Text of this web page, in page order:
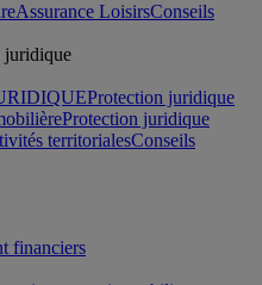
Assurance LoisirsConseils
Protection juridique
Protection juridique
territorialesConseils